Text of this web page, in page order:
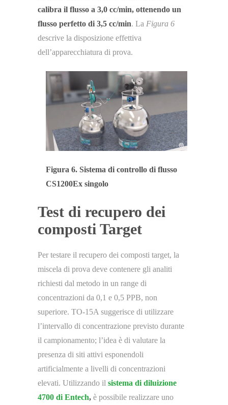
calibra il flusso a 3,0 cc/min, ottenendo un
flusso perfetto di 3,5 cc/min. La Figura 6
descrive la disposizione effettiva
dell’apparecchiatura di prova.
Figura 6. Sistema di controllo di flusso
CS1200Ex singolo
Test di recupero dei
composti Target
Per testare il recupero dei composti target, la
miscela di prova deve contenere gli analiti
richiesti dal metodo in un range di
concentrazioni da 0,1 e 0,5 PPB, non
superiore. TO-15A suggerisce di utilizzare
l’intervallo di concentrazione previsto durante
il campionamento; l’idea è di valutare la
presenza di siti attivi esponendoli
artificialmente a livelli di concentrazioni
elevati. Utilizzando il sistema di diluizione
4700 di Entech, è possibile realizzare uno